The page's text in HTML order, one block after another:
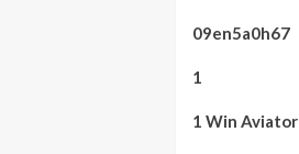
09en5a0h67
1
1 Win Aviator